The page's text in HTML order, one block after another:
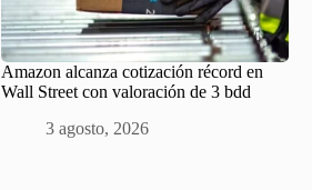
Amazon alcanza cotización récord en
Wall Street con valoración de 3 bdd
3 agosto, 2026